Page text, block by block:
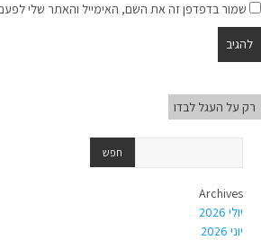
שמור בדפדפן זה את השם, האימייל והאתר שלי
רק על העגל לבדו
Archives
יולי 2026
יוני 2026